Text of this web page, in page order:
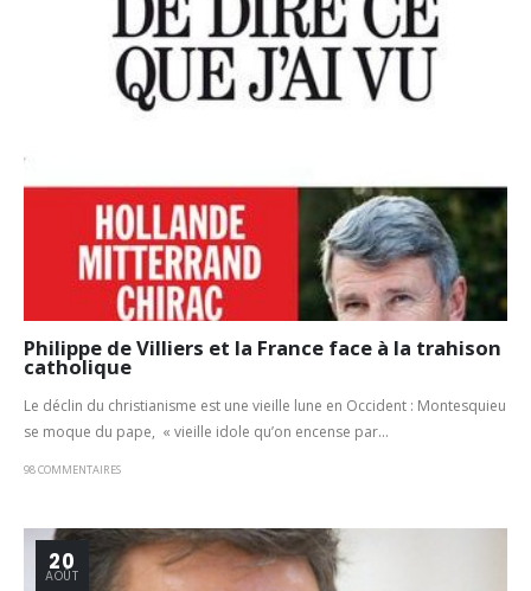
Philippe de Villiers et la France face à la trahison
catholique
Le déclin du christianisme est une vieille lune en Occident : Montesquieu
se moque du pape, « vieille idole qu’on encense par...
98 COMMENTAIRES
20
AOÛT